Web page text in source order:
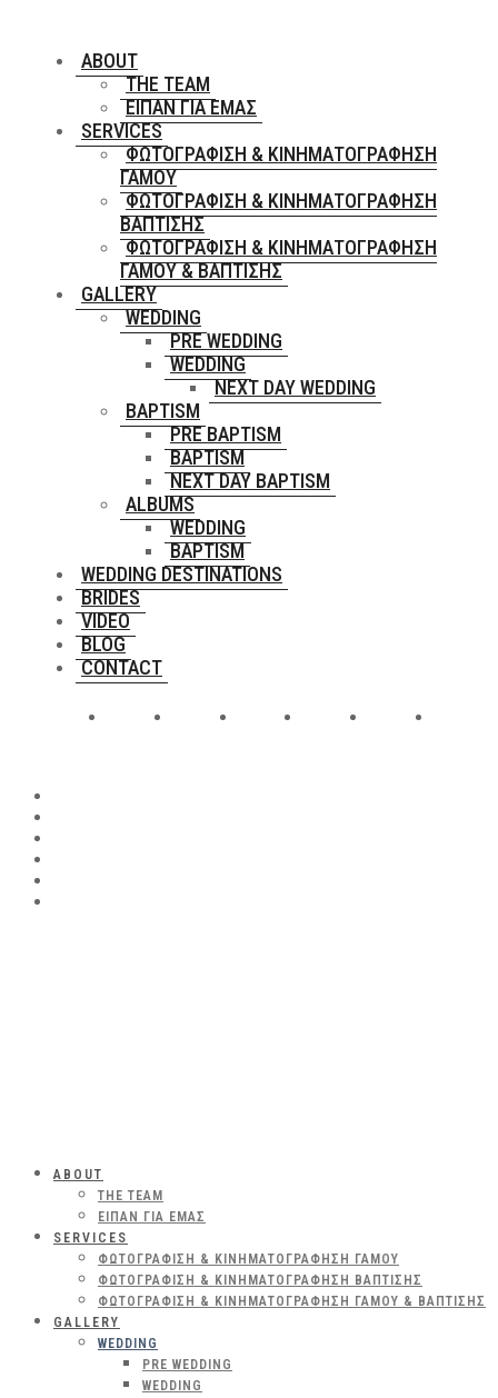
ABOUT
THE TEAM
ΕΊΠΑΝ ΓΙΑ ΕΜΆΣ
SERVICES
ΦΩΤΟΓΡΆΦΙΣΗ & ΚΙΝΗΜΑΤΟΓΡΆΦΗΣΗ
ΓΆΜΟΥ
ΦΩΤΟΓΡΆΦΙΣΗ & ΚΙΝΗΜΑΤΟΓΡΆΦΗΣΗ
ΒΆΠΤΙΣΗΣ
ΦΩΤΟΓΡΆΦΙΣΗ & ΚΙΝΗΜΑΤΟΓΡΆΦΗΣΗ
ΓΆΜΟΥ & ΒΆΠΤΙΣΗΣ
GALLERY
WEDDING
PRE WEDDING
WEDDING
NEXT DAY WEDDING
BAPTISM
PRE BAPTISM
BAPTISM
NEXT DAY BAPTISM
ALBUMS
WEDDING
BAPTISM
WEDDING DESTINATIONS
BRIDES
VIDEO
BLOG
CONTACT
ABOUT
THE TEAM
ΕΊΠΑΝ ΓΙΑ ΕΜΆΣ
SERVICES
ΦΩΤΟΓΡΆΦΙΣΗ & ΚΙΝΗΜΑΤΟΓΡΆΦΗΣΗ ΓΆΜΟΥ
ΦΩΤΟΓΡΆΦΙΣΗ & ΚΙΝΗΜΑΤΟΓΡΆΦΗΣΗ ΒΆΠΤΙΣΗΣ
ΦΩΤΟΓΡΆΦΙΣΗ & ΚΙΝΗΜΑΤΟΓΡΆΦΗΣΗ ΓΆΜΟΥ & ΒΆΠΤΙΣΗΣ
GALLERY
WEDDING
PRE WEDDING
WEDDING